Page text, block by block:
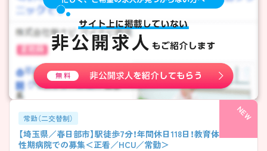
常勤（二交替制）
【埼玉県／春日部市】駅徒歩7分！年間休日118日！教育体制◎急
性期病院での募集＜正看／HCU／常勤＞